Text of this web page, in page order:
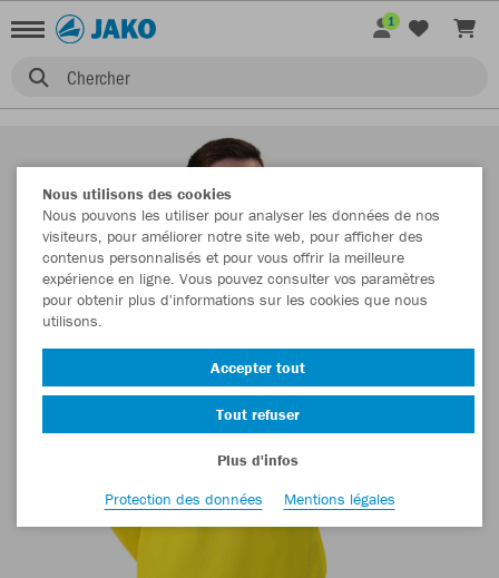
Chercher
1
Nous utilisons des cookies
Nous pouvons les utiliser pour analyser les données de nos
visiteurs, pour améliorer notre site web, pour afficher des
contenus personnalisés et pour vous offrir la meilleure
expérience en ligne. Vous pouvez consulter vos paramètres
pour obtenir plus d'informations sur les cookies que nous
utilisons.
Accepter tout
Tout refuser
Plus d'infos
Protection des données
Mentions légales